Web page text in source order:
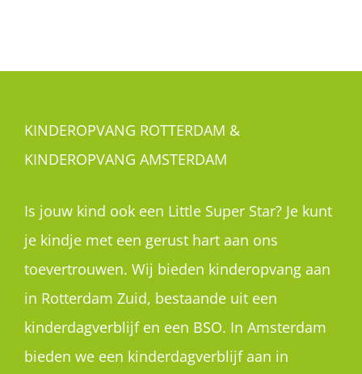
KINDEROPVANG ROTTERDAM &
KINDEROPVANG AMSTERDAM
Is jouw kind ook een Little Super Star? Je kunt
je kindje met een gerust hart aan ons
toevertrouwen. Wij bieden kinderopvang aan
in Rotterdam Zuid, bestaande uit een
kinderdagverblijf en een BSO. In Amsterdam
bieden we een kinderdagverblijf aan in